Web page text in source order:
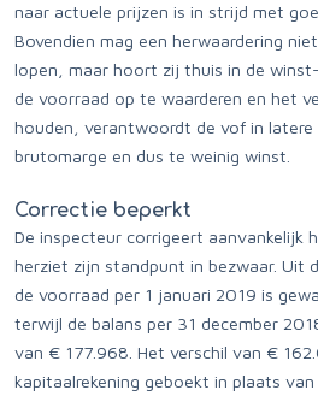
naar actuele prijzen is in strijd met
Bovendien mag een herwaardering
lopen, maar hoort zij thuis in de
de voorraad op te waarderen en het
houden, verantwoordt de vof in latere
brutomarge en dus te weinig winst.
Correctie beperkt
De inspecteur corrigeert aanvankelijk
herziet zijn standpunt in bezwaar. Uit
de voorraad per 1 januari 2019 is
terwijl de balans per 31 december
van € 177.968. Het verschil van €
kapitaalrekening geboekt in plaats